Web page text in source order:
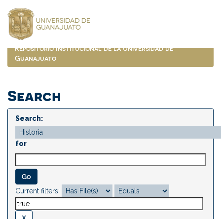
navigation
Repositorio Institucional de la Universidad de
Guanajuato
Search
Search:
for
Current filters: